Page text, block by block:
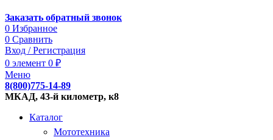
Заказать обратный звонок
0 Избранное
0 Сравнить
Вход / Регистрация
0 элемент 0 ₽
Меню
8(800)775-14-89
МКАД, 43-й километр, к8
Каталог
Мототехника